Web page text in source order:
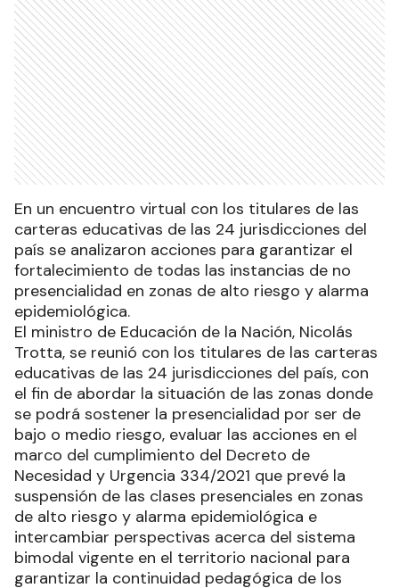
En un encuentro virtual con los titulares de las
carteras educativas de las 24 jurisdicciones del
país se analizaron acciones para garantizar el
fortalecimiento de todas las instancias de no
presencialidad en zonas de alto riesgo y alarma
epidemiológica.
El ministro de Educación de la Nación, Nicolás
Trotta, se reunió con los titulares de las carteras
educativas de las 24 jurisdicciones del país, con
el fin de abordar la situación de las zonas donde
se podrá sostener la presencialidad por ser de
bajo o medio riesgo, evaluar las acciones en el
marco del cumplimiento del Decreto de
Necesidad y Urgencia 334/2021 que prevé la
suspensión de las clases presenciales en zonas
de alto riesgo y alarma epidemiológica e
intercambiar perspectivas acerca del sistema
bimodal vigente en el territorio nacional para
garantizar la continuidad pedagógica de los